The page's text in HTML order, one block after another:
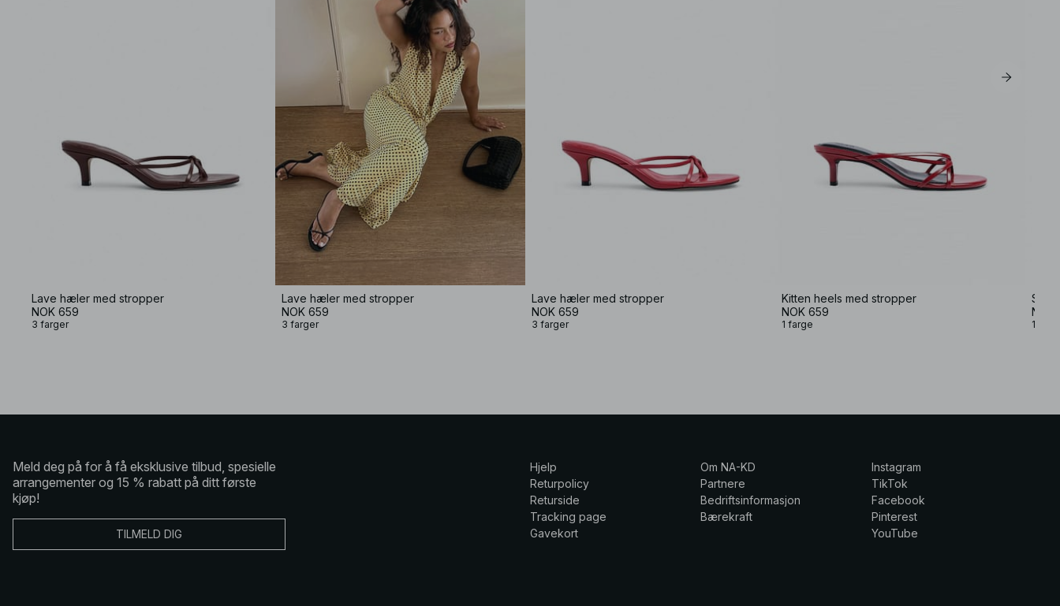
Lave hæler med stropper
NOK 659
3 farger
Lave hæler med stropper
NOK 659
3 farger
Lave hæler med stropper
NOK 659
3 farger
Kitten heels med stropper
NOK 659
1 farge
NOK
1
Meld deg på for å få eksklusive tilbud, spesielle
arrangementer og 15 % rabatt på ditt første
kjøp!
TILMELD DIG
Hjelp
Returpolicy
Returside
Tracking page
Gavekort
Om NA-KD
Partnere
Bedriftsinformasjon
Bærekraft
Instagram
TikTok
Facebook
Pinterest
YouTube